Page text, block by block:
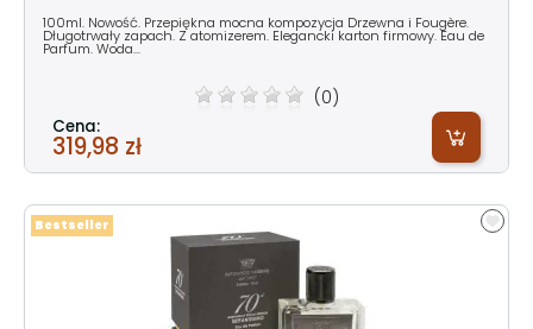
100ml. Nowość. Przepiękna mocna kompozycja Drzewna i Fougère.
Długotrwały zapach. Z atomizerem. Elegancki karton firmowy. Eau de
Parfum. Woda...
(0)
Cena:
319,98 zł
Bestseller